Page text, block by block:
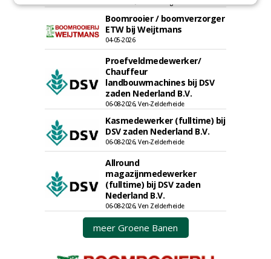
Boomrooier / boomverzorger
ETW bij Weijtmans
04-05-2026
Proefveldmedewerker/
Chauffeur
landbouwmachines bij DSV
zaden Nederland B.V.
06-08-2026, Ven-Zelderheide
Kasmedewerker (fulltime) bij
DSV zaden Nederland B.V.
06-08-2026, Ven-Zelderheide
Allround
magazijnmedewerker
(fulltime) bij DSV zaden
Nederland B.V.
06-08-2026, Ven Zelderheide
meer Groene Banen